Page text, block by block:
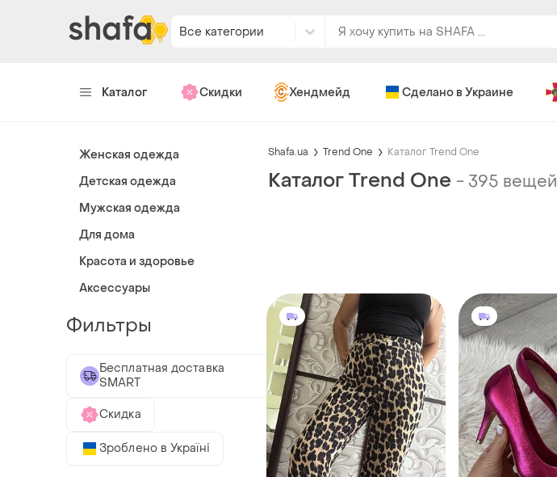
Все категории
Каталог Скидки Хендмейд Сделано в Украине
Shafa.ua Trend One Каталог Trend One
Каталог Trend One - 395 вещей
Женская одежда
Детская одежда
Мужская одежда
Для дома
Красота и здоровье
Аксессуары
Фильтры
Бесплатная доставка
SMART
Скидка
Зроблено в Україні